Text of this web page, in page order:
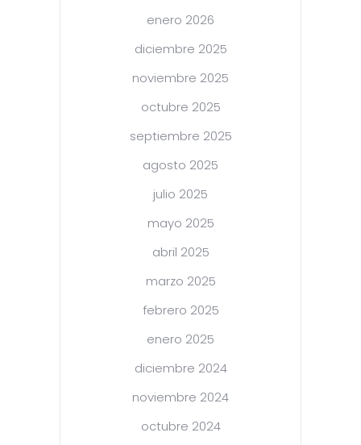
enero 2026
diciembre 2025
noviembre 2025
octubre 2025
septiembre 2025
agosto 2025
julio 2025
mayo 2025
abril 2025
marzo 2025
febrero 2025
enero 2025
diciembre 2024
noviembre 2024
octubre 2024